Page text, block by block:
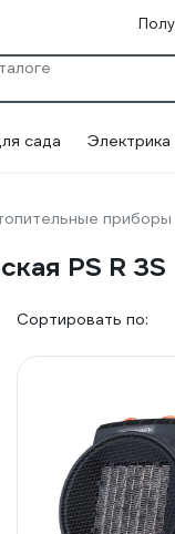
сада Электрика
PS R 3S
Сортировать по: